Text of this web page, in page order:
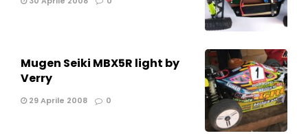
Mugen Seiki MBX5R light by
Verry
29 Aprile 2008 0